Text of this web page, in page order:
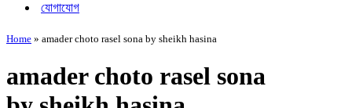
যোগাযোগ
Home » amader choto rasel sona by sheikh hasina
amader choto rasel sona